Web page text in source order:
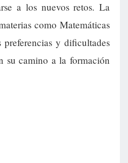
a los nuevos retos. La
como Matemáticas
y dificultades
su camino a la formación